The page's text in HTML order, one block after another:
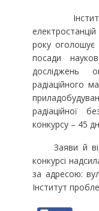
Інститут
року оголошує
посади
досліджень
радіаційного
радіаційної
конкурсу – 45
Заяви й
конкурсі
за адресою:
Інститут